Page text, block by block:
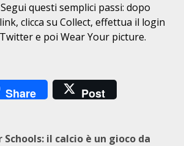
questi semplici passi: dopo
clicca su Collect, effettua il login
e poi Wear Your picture.
Share Post
Schools: il calcio è un gioco da